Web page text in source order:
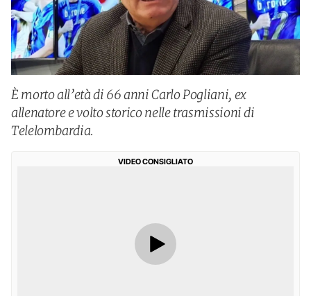
È morto all’età di 66 anni Carlo Pogliani, ex
allenatore e volto storico nelle trasmissioni di
Telelombardia.
VIDEO CONSIGLIATO